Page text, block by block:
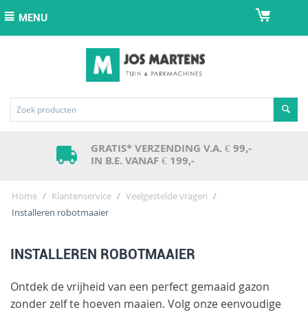
MENU
GRATIS* VERZENDING V.A. € 99,-
IN B.E. VANAF € 199,-
Home / Klantenservice / Veelgestelde vragen /
Installeren robotmaaier
INSTALLEREN ROBOTMAAIER
Ontdek de vrijheid van een perfect gemaaid gazon
zonder zelf te hoeven maaien. Volg onze eenvoudige